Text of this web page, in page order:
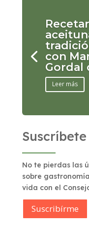
con
Gordal
Leer más
No te pierdas las
sobre
vida con el
Suscribírme